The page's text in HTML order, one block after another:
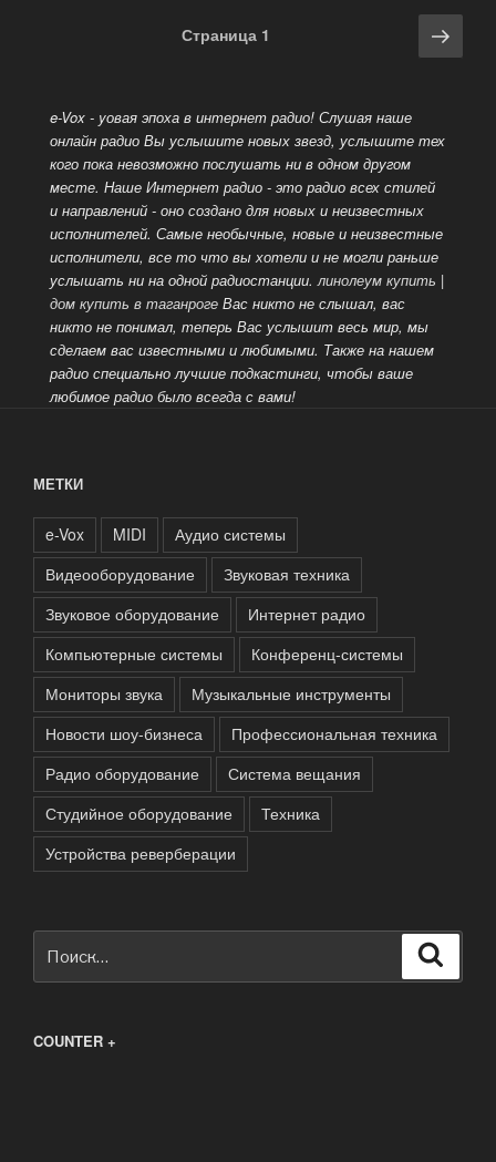
Страница 1
e-Vox - yовая эпоха в интернет радио! Слушая наше
онлайн радио Вы услышите новых звезд, услышите тех
кого пока невозможно послушать ни в одном другом
месте. Наше Интернет радио - это радио всех стилей
и направлений - оно создано для новых и неизвестных
исполнителей. Самые необычные, новые и неизвестные
исполнители, все то что вы хотели и не могли раньше
услышать ни на одной радиостанции. линолеум купить |
дом купить в таганрогеВас никто не слышал, вас
никто не понимал, теперь Вас услышит весь мир, мы
сделаем вас известными и любимыми. Также на нашем
радио специально лучшие подкастинги, чтобы ваше
любимое радио было всегда с вами!
МЕТКИ
e-Vox MIDI
Аудио системы
Видеооборудование
Звуковая техника
Звуковое оборудование
Интернет радио
Компьютерные системы
Конференц-системы
Мониторы звука
Музыкальные инструменты
Новости шоу-бизнеса
Профессиональная техника
Радио оборудование
Система вещания
Студийное оборудование
Техника
Устройства реверберации
COUNTER +